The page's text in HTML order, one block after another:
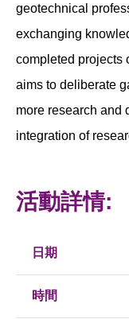
geotechnical
exchanging
completed projects
aims to deliberate
more research and
integration of
活動詳情:
日期
時間